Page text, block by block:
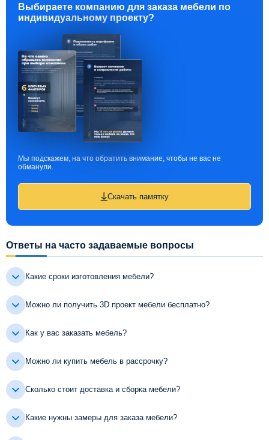
Выбираете компанию для заказа мебели по
индивидуальному проекту?
Мы подскажем, на что обратить внимание, чтобы не вас не
обманули.
Скачать памятку
Ответы на часто задаваемые вопросы
Какие сроки изготовления мебели?
Можно ли получить 3D проект мебели бесплатно?
Как у вас заказать мебель?
Можно ли купить мебель в рассрочку?
Сколько стоит доставка и сборка мебели?
Какие нужны замеры для заказа мебели?